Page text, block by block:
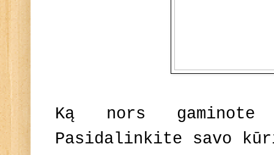
Ką nors
Pasidalinkite savo